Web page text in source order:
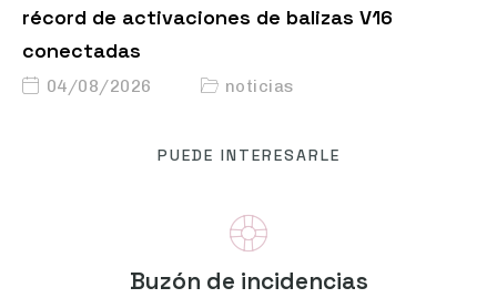
récord de activaciones de balizas V16
conectadas
04/08/2026 noticias
PUEDE INTERESARLE
Buzón de incidencias